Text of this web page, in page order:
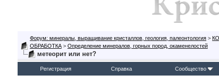
Форум: минералы, выращивание кристаллов, геология, палеонтология >
ОБРАБОТКА > Определение минералов, горных пород, окаменелостей
метеорит или нет?
Регистрация Справка Сообщество